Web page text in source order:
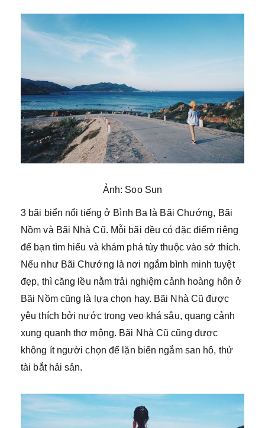
Ảnh: Soo Sun
3 bãi biển nổi tiếng ở Bình Ba là Bãi Chướng, Bãi
Nồm và Bãi Nhà Cũ. Mỗi bãi đều có đặc điểm riêng
để bạn tìm hiểu và khám phá tùy thuộc vào sở thích.
Nếu như Bãi Chướng là nơi ngắm bình minh tuyệt
đẹp, thì căng lều nằm trải nghiệm cảnh hoàng hôn ở
Bãi Nồm cũng là lựa chọn hay. Bãi Nhà Cũ được
yêu thích bởi nước trong veo khá sâu, quang cảnh
xung quanh thơ mộng. Bãi Nhà Cũ cũng được
không ít người chọn để lặn biển ngắm san hô, thử
tài bắt hải sản.